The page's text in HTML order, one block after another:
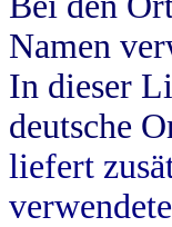
Namen
In dieser
deutsche
liefert